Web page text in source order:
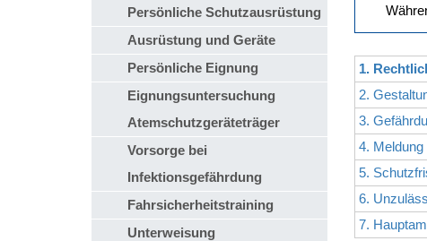
Persönliche Schutzausrüstung
Ausrüstung und Geräte
Persönliche Eignung
Eignungsuntersuchung
Atemschutzgeräteträger
Vorsorge bei
Infektionsgefährdung
Fahrsicherheitstraining
Unterweisung
1.
2.
3.
4.
5.
6.
7.